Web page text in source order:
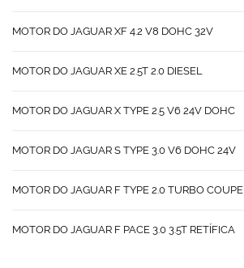
MOTOR DO JAGUAR XF 4.2 V8 DOHC 32V
MOTOR DO JAGUAR XE 2.5T 2.0 DIESEL
MOTOR DO JAGUAR X TYPE 2.5 V6 24V DOHC
MOTOR DO JAGUAR S TYPE 3.0 V6 DOHC 24V
MOTOR DO JAGUAR F TYPE 2.0 TURBO COUPE
MOTOR DO JAGUAR F PACE 3.0 3.5T RETÍFICA